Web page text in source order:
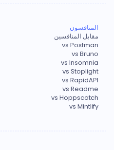
المنافسون
مقابل المنافسين
vs Postman
vs Bruno
vs Insomnia
vs Stoplight
vs RapidAPI
vs Readme
vs Hoppscotch
vs Mintlify